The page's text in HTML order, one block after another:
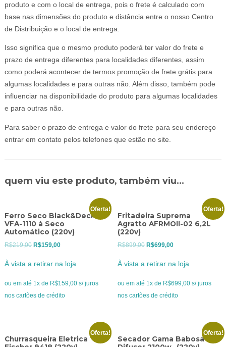
produto e com o local de entrega, pois o frete é calculado com
base nas dimensões do produto e distância entre o nosso Centro
de Distribuição e o local de entrega.
Isso significa que o mesmo produto poderá ter valor do frete e
prazo de entrega diferentes para localidades diferentes, assim
como poderá acontecer de termos promoção de frete grátis para
algumas localidades e para outras não. Além disso, também pode
influenciar na disponibilidade do produto para algumas localidades
e para outras não.
Para saber o prazo de entrega e valor do frete para seu endereço
entrar em contato pelos telefones que estão no site.
quem viu este produto, também viu...
Oferta!
Ferro Seco Black&Decker
VFA-1110 à Seco
Automático (220v)
R$219,00 O
era:
R$219,00.
R$159,00O
atual
é:
R$159,00.
À vista a retirar na loja
ou em até 1x de R$159,00 s/ juros
nos cartões de crédito
Oferta!
Fritadeira Suprema
Agratto AFRMOII-02 6,2L
(220v)
R$899,00 O
era:
R$899,00.
R$699,00O
atual
é:
R$699,00.
À vista a retirar na loja
ou em até 1x de R$699,00 s/ juros
nos cartões de crédito
Oferta!
Churrasqueira Eletrica
Oferta!
Secador Gama Babosa C/